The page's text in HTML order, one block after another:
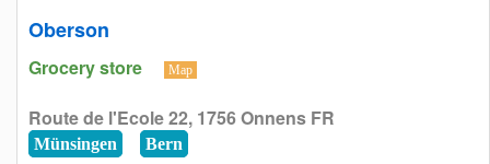
Oberson
Grocery store Map
Route de l'Ecole 22, 1756 Onnens FR
Münsingen Bern